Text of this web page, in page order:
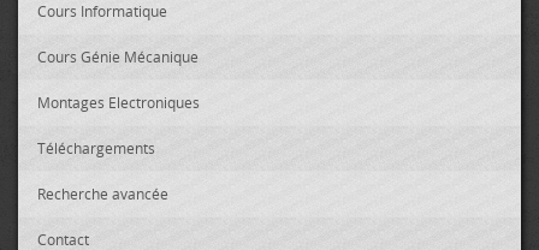
Cours Informatique
Cours Génie Mécanique
Montages Electroniques
Téléchargements
Recherche avancée
Contact